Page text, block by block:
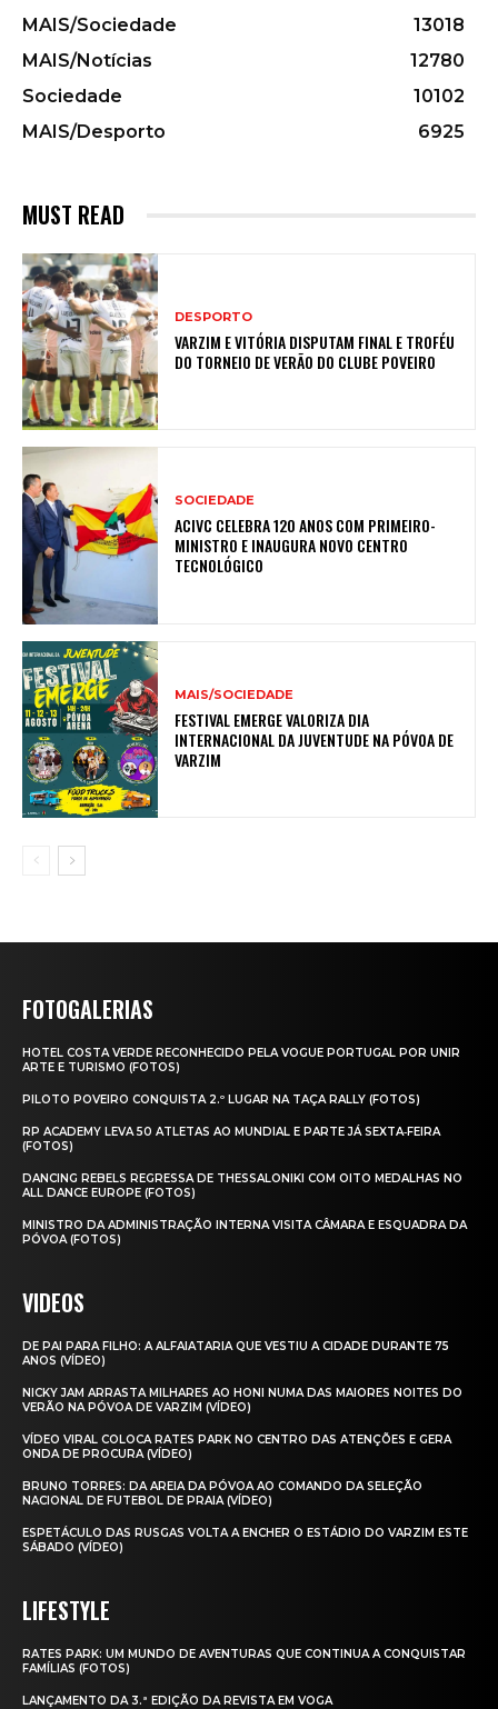
MAIS/Sociedade
13018
MAIS/Notícias
12780
Sociedade
10102
MAIS/Desporto
6925
MUST READ
DESPORTO
VARZIM E VITÓRIA DISPUTAM FINAL E TROFÉU
DO TORNEIO DE VERÃO DO CLUBE POVEIRO
SOCIEDADE
ACIVC CELEBRA 120 ANOS COM PRIMEIRO-
MINISTRO E INAUGURA NOVO CENTRO
TECNOLÓGICO
MAIS/SOCIEDADE
FESTIVAL EMERGE VALORIZA DIA
INTERNACIONAL DA JUVENTUDE NA PÓVOA DE
VARZIM
FOTOGALERIAS
HOTEL COSTA VERDE RECONHECIDO PELA VOGUE PORTUGAL POR UNIR
ARTE E TURISMO (FOTOS)
PILOTO POVEIRO CONQUISTA 2.º LUGAR NA TAÇA RALLY (FOTOS)
RP ACADEMY LEVA 50 ATLETAS AO MUNDIAL E PARTE JÁ SEXTA‑FEIRA
(FOTOS)
DANCING REBELS REGRESSA DE THESSALONIKI COM OITO MEDALHAS NO
ALL DANCE EUROPE (FOTOS)
MINISTRO DA ADMINISTRAÇÃO INTERNA VISITA CÂMARA E ESQUADRA DA
PÓVOA (FOTOS)
VIDEOS
DE PAI PARA FILHO: A ALFAIATARIA QUE VESTIU A CIDADE DURANTE 75
ANOS (VÍDEO)
NICKY JAM ARRASTA MILHARES AO HONI NUMA DAS MAIORES NOITES DO
VERÃO NA PÓVOA DE VARZIM (VÍDEO)
VÍDEO VIRAL COLOCA RATES PARK NO CENTRO DAS ATENÇÕES E GERA
ONDA DE PROCURA (VÍDEO)
BRUNO TORRES: DA AREIA DA PÓVOA AO COMANDO DA SELEÇÃO
NACIONAL DE FUTEBOL DE PRAIA (VÍDEO)
ESPETÁCULO DAS RUSGAS VOLTA A ENCHER O ESTÁDIO DO VARZIM ESTE
SÁBADO (VÍDEO)
LIFESTYLE
RATES PARK: UM MUNDO DE AVENTURAS QUE CONTINUA A CONQUISTAR
FAMÍLIAS (FOTOS)
LANÇAMENTO DA 3.ª EDIÇÃO DA REVISTA EM VOGA